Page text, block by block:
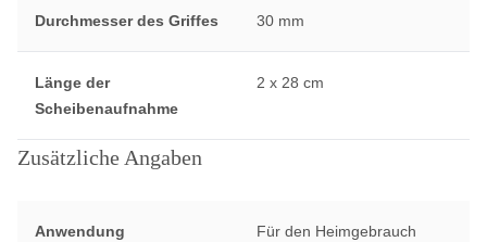
Durchmesser des Griffes 30 mm
Länge der
Scheibenaufnahme
2 x 28 cm
Zusätzliche Angaben
Anwendung Für den Heimgebrauch